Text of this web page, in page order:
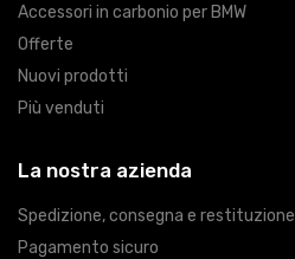
Accessori in carbonio per BMW
Offerte
Nuovi prodotti
Più venduti
La nostra azienda
Spedizione, consegna e restituzione
Pagamento sicuro